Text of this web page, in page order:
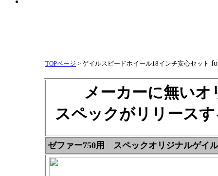
TOPページ > ゲイルスピードホイール18インチ安心セット
メーカーに無い
スペックがリリース
ゼファー750用 スペックオリジナルゲイ